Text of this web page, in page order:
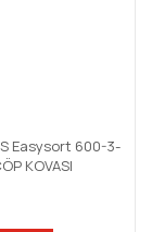
Easysort 600-3-
KOVASI